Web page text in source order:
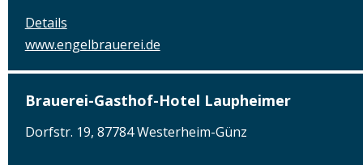
Details
www.engelbrauerei.de
Brauerei-Gasthof-Hotel Laupheimer
Dorfstr. 19, 87784 Westerheim-Günz